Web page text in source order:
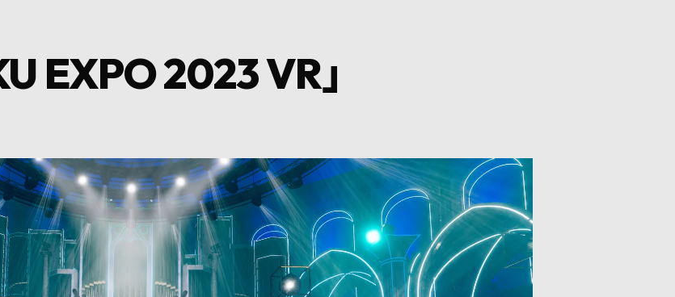
EXPO 2023 VR」